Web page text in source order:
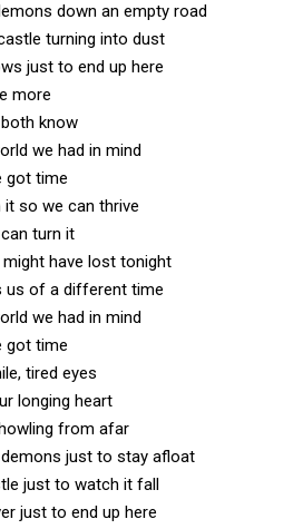
down an empty road
turning into dust
just to end up here
more
know
we had in mind
got time
so we can thrive
turn it
have lost tonight
us of a different time
we had in mind
got time
tired eyes
longing heart
from afar
just to stay afloat
just to watch it fall
just to end up here